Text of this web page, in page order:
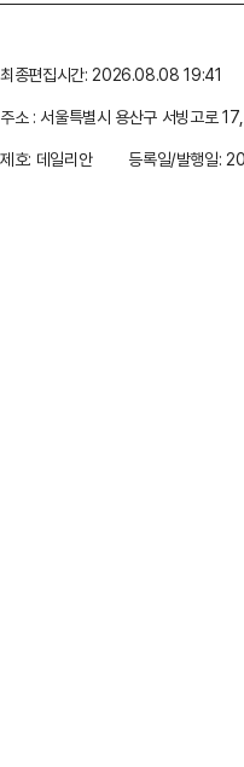
최종편집시간: 2026.08.08 19:41
주소 : 서울특별시 용산구 서빙고로
제호: 데일리안
등록일/발행일: